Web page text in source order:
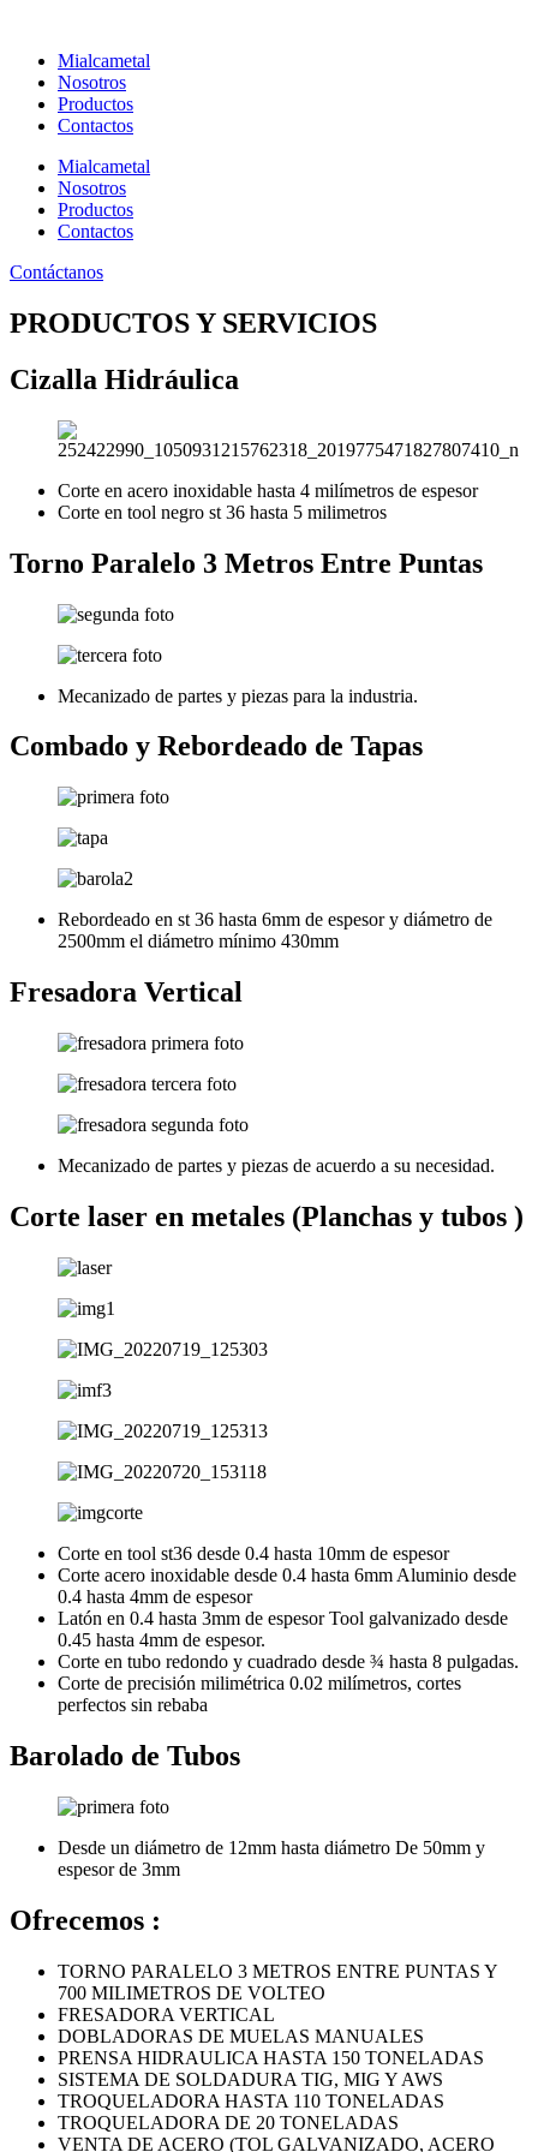
contenidoMialcametal
Nosotros
Productos
Contactos
Mialcametal
Nosotros
Productos
Contactos
Contáctanos
PRODUCTOS Y SERVICIOS
Cizalla Hidráulica
Corte en acero inoxidable hasta 4 milímetros de espesor
Corte en tool negro st 36 hasta 5 milimetros
Torno Paralelo 3 Metros Entre Puntas
Mecanizado de partes y piezas para la industria.
Combado y Rebordeado de Tapas
Rebordeado en st 36 hasta 6mm de espesor y diámetro de
2500mm el diámetro mínimo 430mm
Fresadora Vertical
Mecanizado de partes y piezas de acuerdo a su necesidad.
Corte laser en metales (Planchas y tubos )
Corte en tool st36 desde 0.4 hasta 10mm de espesor
Corte acero inoxidable desde 0.4 hasta 6mm Aluminio desde
0.4 hasta 4mm de espesor
Latón en 0.4 hasta 3mm de espesor Tool galvanizado desde
0.45 hasta 4mm de espesor.
Corte en tubo redondo y cuadrado desde ¾ hasta 8 pulgadas.
Corte de precisión milimétrica 0.02 milímetros, cortes
perfectos sin rebaba
Barolado de Tubos
Desde un diámetro de 12mm hasta diámetro De 50mm y
espesor de 3mm
Ofrecemos :
TORNO PARALELO 3 METROS ENTRE PUNTAS Y
700 MILIMETROS DE VOLTEO
FRESADORA VERTICAL
DOBLADORAS DE MUELAS MANUALES
PRENSA HIDRAULICA HASTA 150 TONELADAS
SISTEMA DE SOLDADURA TIG, MIG Y AWS
TROQUELADORA HASTA 110 TONELADAS
TROQUELADORA DE 20 TONELADAS
VENTA DE ACERO (TOL GALVANIZADO, ACERO